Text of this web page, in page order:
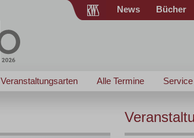
News Bücher
Veranstaltungsarten Alle Termine Service